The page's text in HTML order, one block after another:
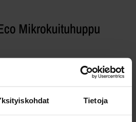
Tietoja
Mikrokuituhuppu